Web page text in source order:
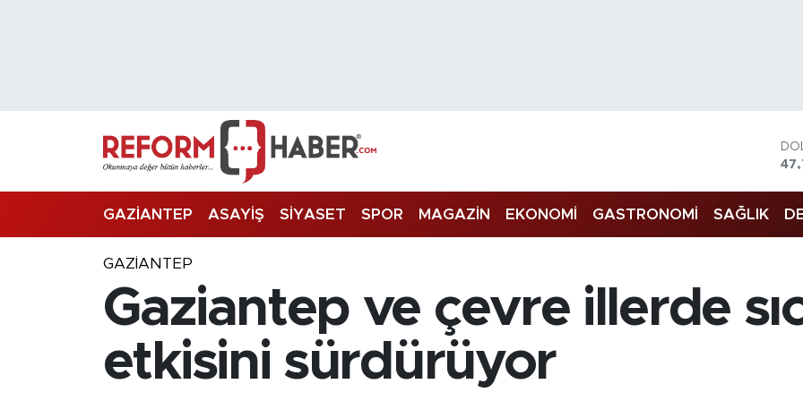
GAZİANTEP ASAYİŞ SİYASET SPOR MAGAZİN EKONOMİ GASTRONOMİ SAĞLIK
GAZIANTEP
Gaziantep ve çevre illerde
etkisini sürdürüyor
Trafik Durumu
Süper Lig Puan Durumu ve Fikstür
Son Dakika Haberleri
Haber Arşivi